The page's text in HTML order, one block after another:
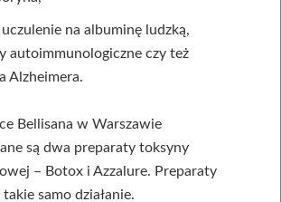
na albuminę ludzką,
autoimmunologiczne czy też
Alzheimera.
Bellisana w Warszawie
są dwa preparaty toksyny
– Botox i Azzalure. Preparaty
samo działanie.